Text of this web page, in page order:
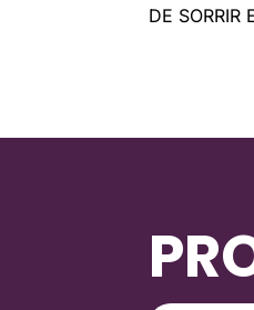
DE SORRIR